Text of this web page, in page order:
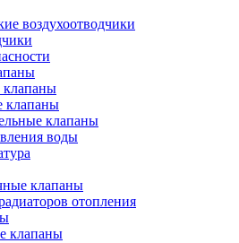
воздухоотводчики
клапаны
клапаны
клапаны
воды
клапаны
отопления
клапаны